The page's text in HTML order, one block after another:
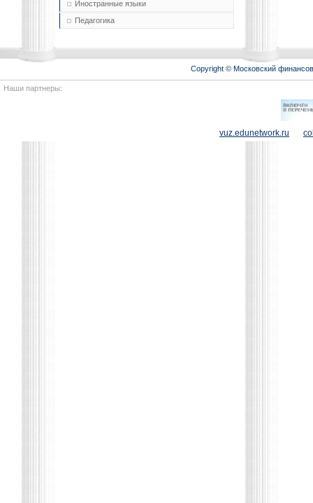
Иностранные языки
Педагогика
Copyright © Московский
Наши партнеры:
vuz.edunetwork.ru